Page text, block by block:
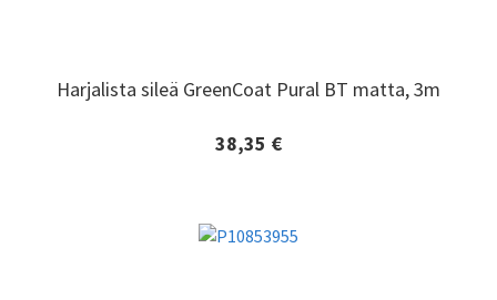
Harjalista sileä GreenCoat Pural BT matta, 3m
38,35 €
Harjalista sileä GreenCoat Pural BT matta, 3m
Lisätiedot ja tilaaminen